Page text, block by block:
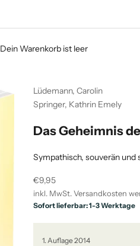
Dein Warenkorb ist leer
Lüdemann, Carolin
Springer, Kathrin Emely
Das Geheimnis
Sympathisch, souverän
Angebot
€9,95
inkl. MwSt. Versandkosten
Sofort lieferbar: 1-3 Werktage
1. Auflage 2014